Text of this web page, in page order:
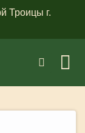
Троицы г.